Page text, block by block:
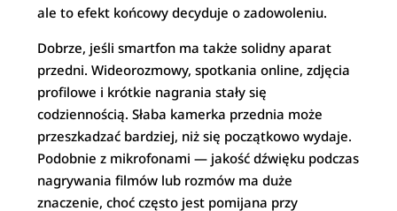
ale to efekt końcowy decyduje o zadowoleniu.
Dobrze, jeśli smartfon ma także solidny aparat
przedni. Wideorozmowy, spotkania online, zdjęcia
profilowe i krótkie nagrania stały się
codziennością. Słaba kamerka przednia może
przeszkadzać bardziej, niż się początkowo wydaje.
Podobnie z mikrofonami — jakość dźwięku podczas
nagrywania filmów lub rozmów ma duże
znaczenie, choć często jest pomijana przy